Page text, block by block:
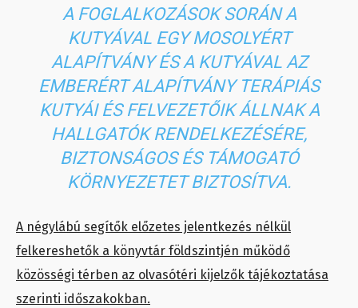
A FOGLALKOZÁSOK SORÁN A
KUTYÁVAL EGY MOSOLYÉRT
ALAPÍTVÁNY ÉS A KUTYÁVAL AZ
EMBERÉRT ALAPÍTVÁNY TERÁPIÁS
KUTYÁI ÉS FELVEZETŐIK ÁLLNAK A
HALLGATÓK RENDELKEZÉSÉRE,
BIZTONSÁGOS ÉS TÁMOGATÓ
KÖRNYEZETET BIZTOSÍTVA.
A négylábú segítők előzetes jelentkezés nélkül
felkereshetők a könyvtár földszintjén működő
közösségi térben az olvasótéri kijelzők tájékoztatása
szerinti időszakokban.